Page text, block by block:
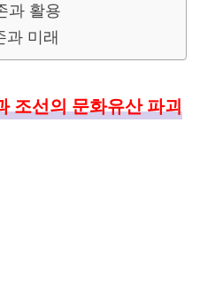
과 활용
과 미래
조선의 문화유산 파괴